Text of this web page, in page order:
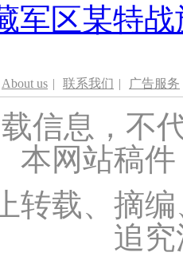
军区某特
About us | 联系我们 | 广告服务
信息，不
本网站稿
转载、摘
追